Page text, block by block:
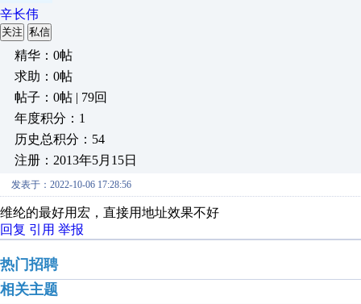
辛长伟
关注 私信
精华：0帖
求助：0帖
帖子：0帖 | 79回
年度积分：1
历史总积分：54
注册：2013年5月15日
发表于：2022-10-06 17:28:56
维纶的最好用宏，直接用地址效果不好
回复 引用 举报
热门招聘
相关主题